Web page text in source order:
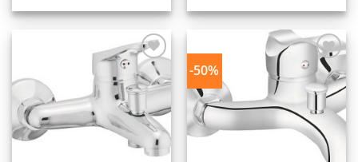
Dodaj
na
listu
-50%
Dodaj
na
listu
želja